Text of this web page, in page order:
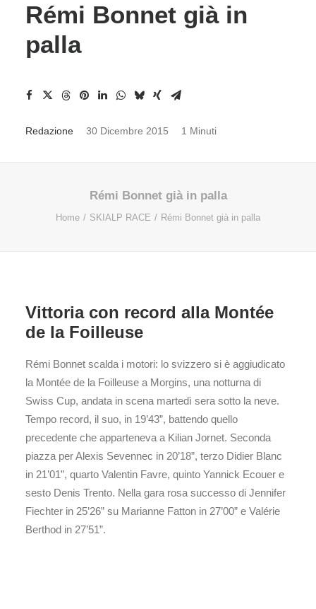
Rémi Bonnet già in
palla
Redazione 30 Dicembre 2015 1 Minuti
Rémi Bonnet già in palla
Home SKIALP RACE Rémi Bonnet già in palla
Vittoria con record alla Montée
de la Foilleuse
Rémi Bonnet scalda i motori: lo svizzero si è aggiudicato
la Montée de la Foilleuse a Morgins, una notturna di
Swiss Cup, andata in scena martedì sera sotto la neve.
Tempo record, il suo, in 19’43”, battendo quello
precedente che apparteneva a Kilian Jornet. Seconda
piazza per Alexis Sevennec in 20’18”, terzo Didier Blanc
in 21’01”, quarto Valentin Favre, quinto Yannick Ecouer e
sesto Denis Trento. Nella gara rosa successo di Jennifer
Fiechter in 25’26” su Marianne Fatton in 27’00” e Valérie
Berthod in 27’51”.